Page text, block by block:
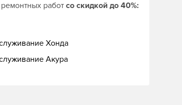
работ со скидкой до 40%:
Хонда
Акура